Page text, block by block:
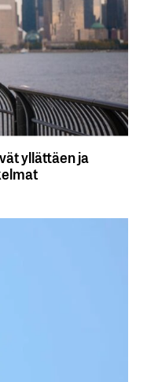
yllättäen ja